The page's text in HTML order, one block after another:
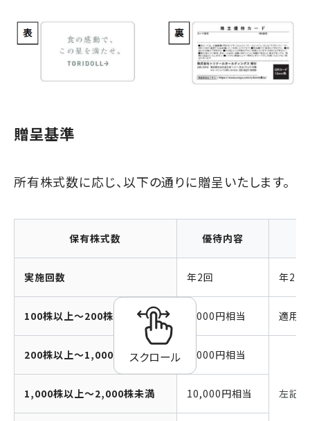
贈呈基準
所有株式数に応じ、以下の通りに贈呈いたします。
スクロール
保有株式数 優待内容
実施回数 年2回 年2 回
100株以上～200株未満 3,000円相当 適用
200株以上～1,000株未満 4,000円相当
左記
1,000株以上～2,000株未満 10,000円相当